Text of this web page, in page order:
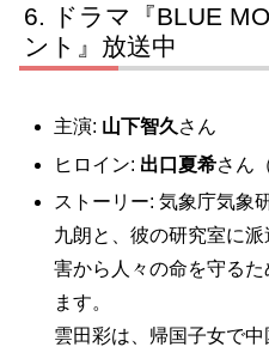
ドラマ『BLUE
ント』放送中
主演: 山下智久さん
ヒロイン: 出口夏希さん
ストーリー: 気象庁気象
九朗と、彼の研究室に
害から人々の命を守る
ます。
雲田彩は、帰国子女で中